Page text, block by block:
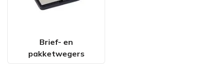
Brief- en
pakketwegers